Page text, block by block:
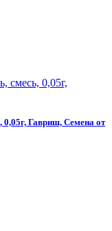
Гавриш, Семена от